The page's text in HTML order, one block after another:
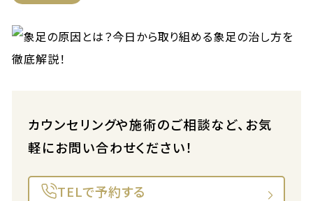
カウンセリングや施術のご相談など、お気
軽にお問い合わせください！
TELで予約する